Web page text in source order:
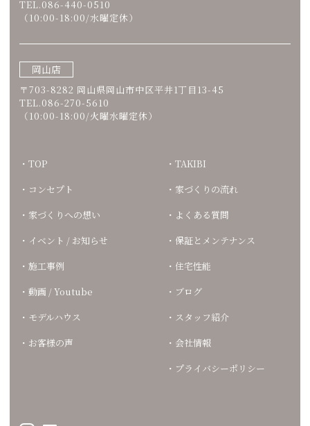
TEL.086-440-0510
（10:00-18:00/水曜定休）
岡山店
〒703-8282 岡山県岡山市中区平井1丁目13-45
TEL.086-270-5610
（10:00-18:00/火曜水曜定休）
TOP
コンセプト
家づくりへの想い
イベント / お知らせ
施工事例
動画 / Youtube
モデルハウス
お客様の声
TAKIBI
家づくりの流れ
よくある質問
保証とメンテナンス
住宅性能
ブログ
スタッフ紹介
会社情報
プライバシーポリシー